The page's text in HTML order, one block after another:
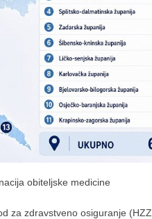
obiteljske medicine
za zdravstveno osiguranje